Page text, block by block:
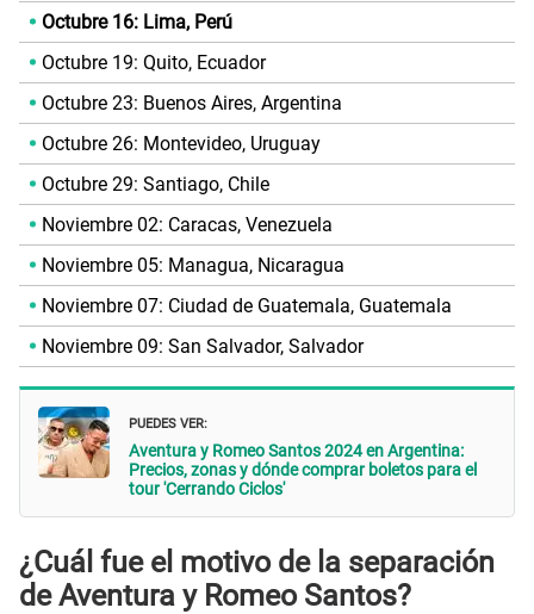
Octubre 16: Lima, Perú
Octubre 19: Quito, Ecuador
Octubre 23: Buenos Aires, Argentina
Octubre 26: Montevideo, Uruguay
Octubre 29: Santiago, Chile
Noviembre 02: Caracas, Venezuela
Noviembre 05: Managua, Nicaragua
Noviembre 07: Ciudad de Guatemala, Guatemala
Noviembre 09: San Salvador, Salvador
PUEDES VER:
Aventura y Romeo Santos 2024 en Argentina:
Precios, zonas y dónde comprar boletos para el
tour 'Cerrando Ciclos'
¿Cuál fue el motivo de la separación
de Aventura y Romeo Santos?